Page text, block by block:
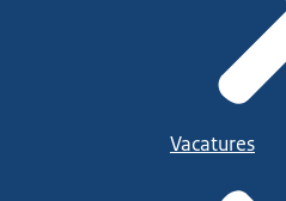
Vacatures